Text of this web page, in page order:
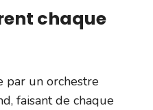
chaque
par un orchestre
faisant de chaque